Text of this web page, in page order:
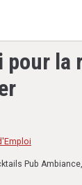
pour la
Pub